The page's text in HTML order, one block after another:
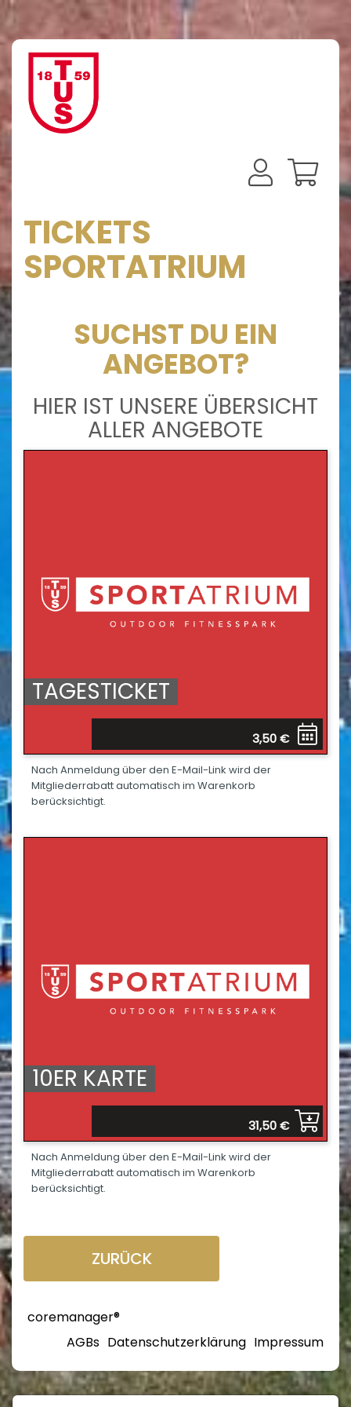
TICKETS
SPORTATRIUM
SUCHST DU EIN
ANGEBOT?
HIER IST UNSERE ÜBERSICHT
ALLER ANGEBOTE
TAGESTICKET
3,50 €
Nach Anmeldung über den E-Mail-Link wird der
Mitgliederrabatt automatisch im Warenkorb
berücksichtigt.
10ER KARTE
31,50 €
Nach Anmeldung über den E-Mail-Link wird der
Mitgliederrabatt automatisch im Warenkorb
berücksichtigt.
ZURÜCK
coremanager®
AGBs Datenschutzerklärung Impressum